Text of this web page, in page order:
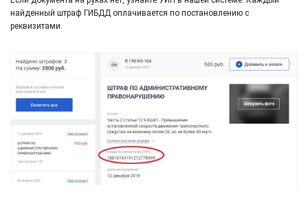
найденный штраф ГИБДД оплачивается по постановлению с
реквизитами.